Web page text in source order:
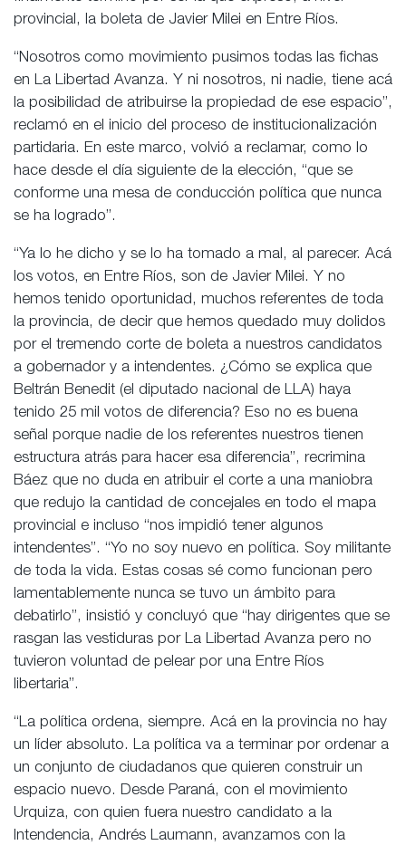
provincial, la boleta de Javier Milei en Entre Ríos.
“Nosotros como movimiento pusimos todas las fichas
en La Libertad Avanza. Y ni nosotros, ni nadie, tiene acá
la posibilidad de atribuirse la propiedad de ese espacio”,
reclamó en el inicio del proceso de institucionalización
partidaria. En este marco, volvió a reclamar, como lo
hace desde el día siguiente de la elección, “que se
conforme una mesa de conducción política que nunca
se ha logrado”.
“Ya lo he dicho y se lo ha tomado a mal, al parecer. Acá
los votos, en Entre Ríos, son de Javier Milei. Y no
hemos tenido oportunidad, muchos referentes de toda
la provincia, de decir que hemos quedado muy dolidos
por el tremendo corte de boleta a nuestros candidatos
a gobernador y a intendentes. ¿Cómo se explica que
Beltrán Benedit (el diputado nacional de LLA) haya
tenido 25 mil votos de diferencia? Eso no es buena
señal porque nadie de los referentes nuestros tienen
estructura atrás para hacer esa diferencia”, recrimina
Báez que no duda en atribuir el corte a una maniobra
que redujo la cantidad de concejales en todo el mapa
provincial e incluso “nos impidió tener algunos
intendentes”. “Yo no soy nuevo en política. Soy militante
de toda la vida. Estas cosas sé como funcionan pero
lamentablemente nunca se tuvo un ámbito para
debatirlo”, insistió y concluyó que “hay dirigentes que se
rasgan las vestiduras por La Libertad Avanza pero no
tuvieron voluntad de pelear por una Entre Ríos
libertaria”.
“La política ordena, siempre. Acá en la provincia no hay
un líder absoluto. La política va a terminar por ordenar a
un conjunto de ciudadanos que quieren construir un
espacio nuevo. Desde Paraná, con el movimiento
Urquiza, con quien fuera nuestro candidato a la
Intendencia, Andrés Laumann, avanzamos con la